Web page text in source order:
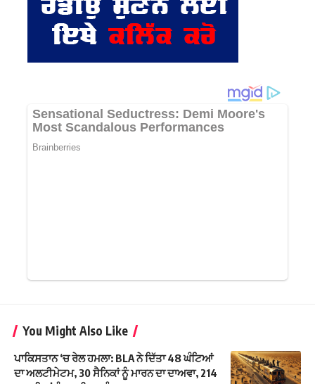
You Might Also Like
ਪਾਕਿਸਤਾਨ ‘ਚ ਰੇਲ ਹਮਲਾ: BLA ਨੇ ਦਿੱਤਾ 48 ਘੰਟਿਆਂ
ਦਾ ਅਲਟੀਮੇਟਮ, 30 ਸੈਨਿਕਾਂ ਨੂੰ ਮਾਰਨ ਦਾ ਦਾਅਵਾ, 214